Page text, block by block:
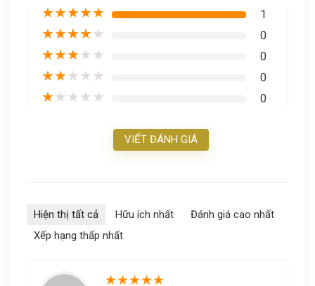
★★★★★ 1
★★★★★ 0
★★★★★ 0
★★★★★ 0
★★★★★ 0
VIẾT ĐÁNH GIÁ
Hiện thị tất cả Hữu ích nhất
Đánh giá cao nhất
Xếp hạng thấp nhất
★★★★★